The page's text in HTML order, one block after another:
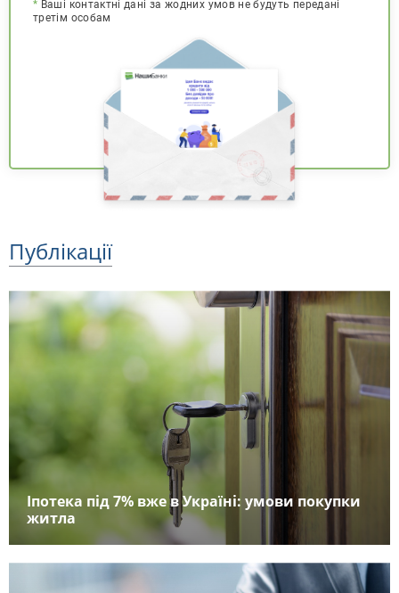
* Ваші контактні дані за жодних умов не будуть передані
третім особам
Публікації
Іпотека під 7% вже в Україні: умови покупки
житла